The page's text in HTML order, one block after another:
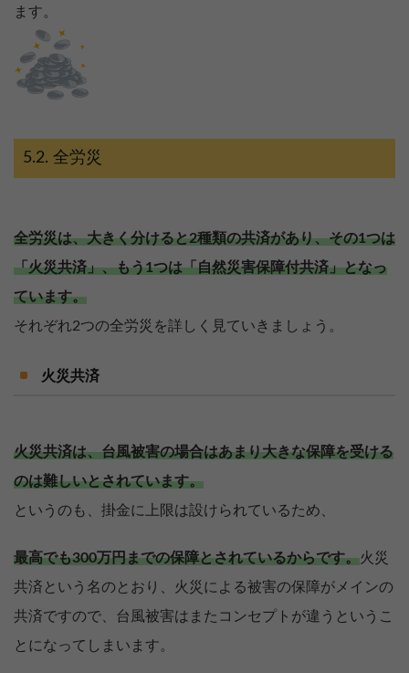
ます。
全労災
全労災は、大きく分けると2種類の共済があり、その1つは
「火災共済」、もう1つは「自然災害保障付共済」となっ
ています。
それぞれ2つの全労災を詳しく見ていきましょう。
火災共済
火災共済は、台風被害の場合はあまり大きな保障を受ける
のは難しいとされています。
というのも、掛金に上限は設けられているため、
最高でも300万円までの保障とされているからです。火災
共済という名のとおり、火災による被害の保障がメインの
共済ですので、台風被害はまたコンセプトが違うというこ
とになってしまいます。
【完全無料】うちの価格いくら？
無料診断スタート